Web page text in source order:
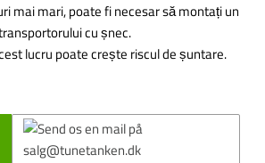
mai mari, poate fi necesar să montați un
cu șnec.
lucru poate crește riscul de șuntare.